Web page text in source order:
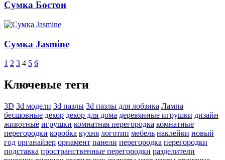
Сумка Бостон
Сумка Jasmine
1 2 3 4 5 6
Ключевые теги
3D 3d модели 3d пазлы 3d пазлы для лобзика Лампа
бесшовные декор декор для дома деревянные игрушки дизайн
животные игрушки комнатная перегородка комнатные
перегородки коробка кухня логотип мебель наклейки новый
год органайзер орнамент панели перегородка перегородки
подставка пространственные перегородки разделители